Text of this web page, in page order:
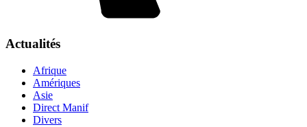
Actualités
Afrique
Amériques
Asie
Direct Manif
Divers